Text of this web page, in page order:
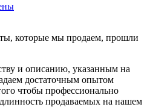
которые мы продаем, прошли
и описанию, указанным на
достаточным опытом
чтобы профессионально
продаваемых на нашем